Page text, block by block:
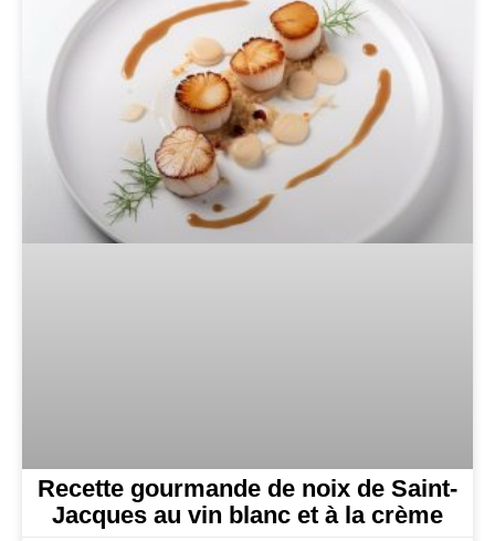
Recette gourmande de noix de Saint-
Jacques au vin blanc et à la crème